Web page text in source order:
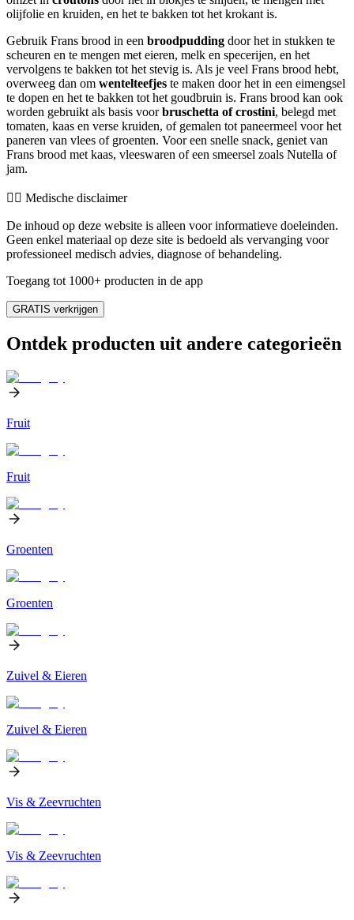
olijfolie en kruiden, en het te bakken tot het krokant is.
Gebruik Frans brood in een broodpudding door het in stukken te
scheuren en te mengen met eieren, melk en specerijen, en het
vervolgens te bakken tot het stevig is. Als je veel Frans brood hebt,
overweeg dan om wentelteefjes te maken door het in een eimengsel
te dopen en het te bakken tot het goudbruin is. Frans brood kan ook
worden gebruikt als basis voorbruschetta of crostini, belegd met
tomaten, kaas en verse kruiden, of gemalen tot paneermeel voor het
paneren van vlees of groenten. Voor een snelle snack, geniet van
Frans brood met kaas, vleeswaren of een smeersel zoals Nutella of
jam.
👨‍⚕️️ Medische disclaimer
De inhoud op deze website is alleen voor informatieve doeleinden.
Geen enkel materiaal op deze site is bedoeld als vervanging voor
professioneel medisch advies, diagnose of behandeling.
Toegang tot 1000+ producten in de app
GRATIS verkrijgen
Ontdek producten uit andere categorieën
Fruit
Fruit
Groenten
Groenten
Zuivel & Eieren
Zuivel & Eieren
Vis & Zeevruchten
Vis & Zeevruchten